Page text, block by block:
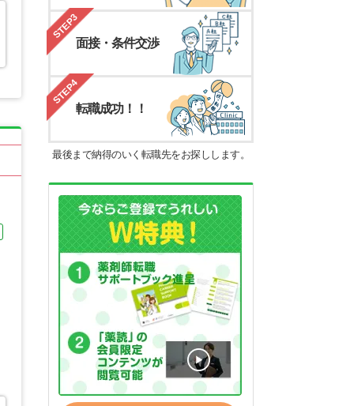
STEP3
面接・条件交渉
STEP4
転職成功！！
最後まで納得のいく転職先をお探しします。